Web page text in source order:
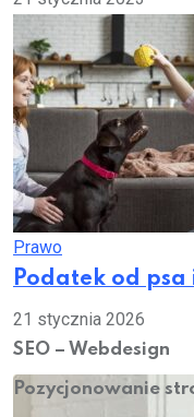
Prawo
Podatek od
21 stycznia 2026
SEO – Webdesign
Pozycjonowanie